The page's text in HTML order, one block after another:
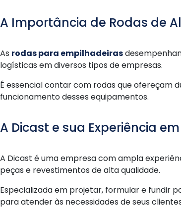
A Importância de Rodas de
As rodas para empilhadeiras
logísticas em diversos tipos de empresas.
É essencial contar com rodas que ofereçam
funcionamento desses equipamentos.
A Dicast e sua Experiência
A Dicast é uma empresa com ampla
peças e revestimentos de alta qualidade.
Especializada em projetar, formular e fundir
para atender às necessidades de seus